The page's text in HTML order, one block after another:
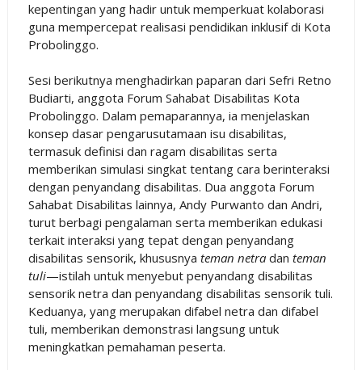
kepentingan yang hadir untuk memperkuat kolaborasi
guna mempercepat realisasi pendidikan inklusif di Kota
Probolinggo.
Sesi berikutnya menghadirkan paparan dari Sefri Retno
Budiarti, anggota Forum Sahabat Disabilitas Kota
Probolinggo. Dalam pemaparannya, ia menjelaskan
konsep dasar pengarusutamaan isu disabilitas,
termasuk definisi dan ragam disabilitas serta
memberikan simulasi singkat tentang cara berinteraksi
dengan penyandang disabilitas. Dua anggota Forum
Sahabat Disabilitas lainnya, Andy Purwanto dan Andri,
turut berbagi pengalaman serta memberikan edukasi
terkait interaksi yang tepat dengan penyandang
disabilitas sensorik, khususnya teman netradan teman
tuli—istilah untuk menyebut penyandang disabilitas
sensorik netra dan penyandang disabilitas sensorik tuli.
Keduanya, yang merupakan difabel netra dan difabel
tuli, memberikan demonstrasi langsung untuk
meningkatkan pemahaman peserta.